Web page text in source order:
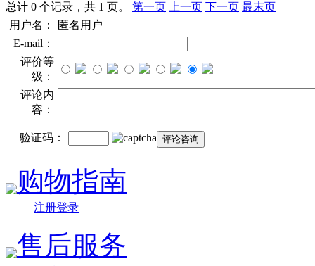
总计 0 个记录，共 1 页。 第一页 上一页 下一页 最末页
用户名：
匿名用户
E-mail：
评价等
级：
评论内
容：
验证码：
购物指南
注册登录
售后服务